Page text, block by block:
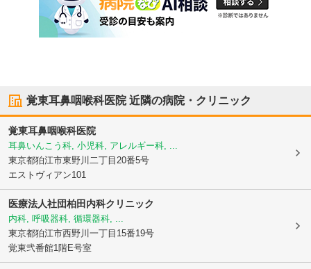
覚東耳鼻咽喉科医院近隣の病院・クリニック
覚東耳鼻咽喉科医院
耳鼻いんこう科, 小児科, アレルギー科, ...
東京都狛江市東野川二丁目20番5号
エストヴィアン101
医療法人社団柏田内科クリニック
内科, 呼吸器科, 循環器科, ...
東京都狛江市西野川一丁目15番19号
覚東弐番館1階E号室